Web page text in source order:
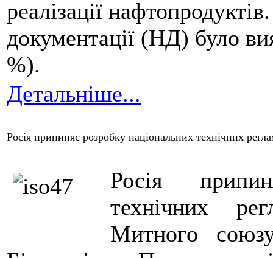
реалізації
документації (НД) було
%).
Детальніше...
Росія припиняє розробку національних технічних
Росія
технічних
Митного